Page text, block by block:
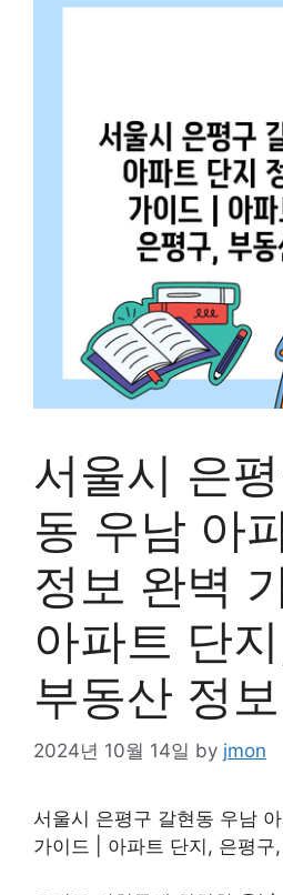
서울시 은
동 우남 아
정보 완벽
아파트 단
부동산 정보
2024년 10월 14일 by jmon
서울시 은평구 갈현동 우남
가이드 | 아파트 단지, 은평구